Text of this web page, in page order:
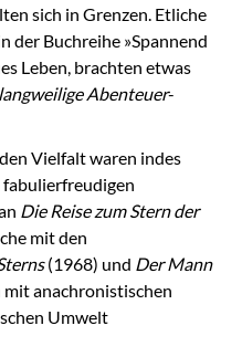
sich in Grenzen. Etliche
der Buchreihe »Spannend
Leben, brachten etwas
langweilige Abenteuer-
Vielfalt waren indes
Die Reise zum Stern der
mit den
(1968) und Der Mann
mit anachronistischen
Umwelt